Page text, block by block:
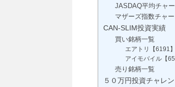
JASDAQ平均チャ
マザーズ指数チャ
CAN-SLIM投資実績
買い銘柄一覧
エアトリ【6191
アイモバイル【
売り銘柄一覧
５０万円投資チャレ